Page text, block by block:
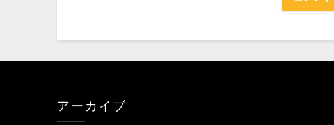
アーカイブ